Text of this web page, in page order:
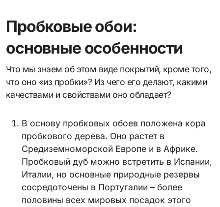
Пробковые обои:
основные особенности
Что мы знаем об этом виде покрытий, кроме того,
что оно «из пробки»? Из чего его делают, какими
качествами и свойствами оно обладает?
В основу пробковых обоев положена кора
пробкового дерева. Оно растет в
Средиземноморской Европе и в Африке.
Пробковый дуб можно встретить в Испании,
Италии, но основные природные резервы
сосредоточены в Португалии – более
половины всех мировых посадок этого